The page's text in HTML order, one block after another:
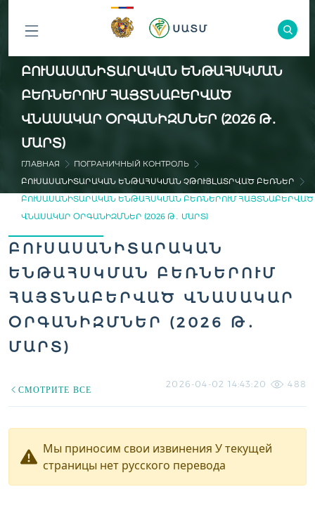
ԲՈԼՈՐ
ԲԱԺԻՆՆԵՐԸ
ԲՈՒՍԱՍԱՆԻՏԱՐԱԿԱՆ ԵՆԹԱՀՍԿՄԱՆ
ԲԵՌՆԵՐՈՒՄ ՀԱՅՏՆԱԲԵՐՎԱԾ
ՎՆԱՍԱԿԱՐ ՕՐԳԱՆԻԶՄՆԵՐ (2026 Թ․
ՄԱՐՏ)
ГЛАВНАЯ
ПОГРАНИЧНЫЙ КОНТРОЛЬ
ԲՈՒՍԱՍԱՆԻՏԱՐԱԿԱՆ ԵՆԹԱՀՍԿՄԱՆ ՉԹՈՒՅԼԱՏՐՎԱԾ ԲԵՌՆԵՐ
ԲՈՒՍԱՍԱՆԻՏԱՐԱԿԱՆ ԵՆԹԱՀՍԿՄԱՆ ԲԵՌՆԵՐՈՒՄ ՀԱՅՏՆԱԲԵՐՎԱԾ
ՎՆԱՍԱԿԱՐ ՕՐԳԱՆԻԶՄՆԵՐ (2026 Թ․ ՄԱՐՏ)
ԲՈՒՍԱՍԱՆԻՏԱՐԱԿԱՆ
ԵՆԹԱՀՍԿՄԱՆ ԲԵՌՆԵՐՈՒՄ
ՀԱՅՏՆԱԲԵՐՎԱԾ ՎՆԱՍԱԿԱՐ
ՕՐԳԱՆԻԶՄՆԵՐ (2026 Թ․
ՄԱՐՏ)
СМОТРИТЕ ВСЕ
2026-04-02 14:43:20 488
Мы приносим свои извинения У текущей
страницы нет русского перевода